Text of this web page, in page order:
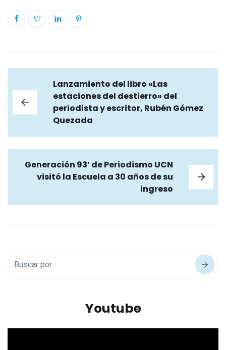
Lanzamiento del libro «Las
estaciones del destierro» del
periodista y escritor, Rubén Gómez
Quezada
Generación 93’ de Periodismo UCN
visitó la Escuela a 30 años de su
ingreso
Youtube